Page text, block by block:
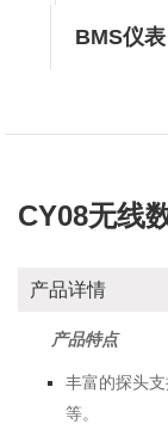
BMS仪表
CY08无线
产品详情
产品特点
丰富的探头
等。